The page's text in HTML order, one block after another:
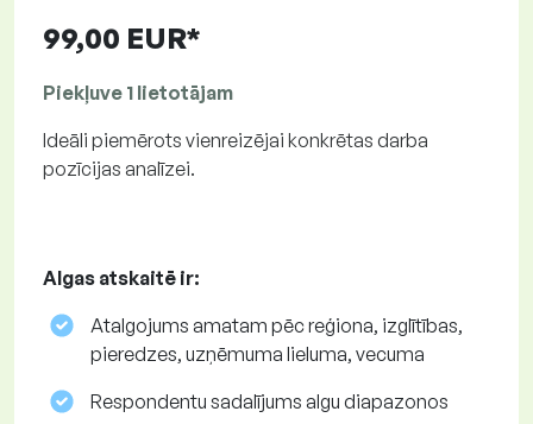
99,00 EUR*
Piekļuve 1 lietotājam
Ideāli piemērots vienreizējai konkrētas darba
pozīcijas analīzei.
Algas atskaitē ir:
Atalgojums amatam pēc reģiona, izglītības,
pieredzes, uzņēmuma lieluma, vecuma
Respondentu sadalījums algu diapazonos